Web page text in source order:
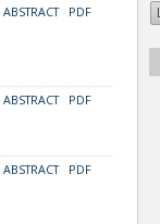
ABSTRACT PDF
ABSTRACT PDF
ABSTRACT PDF